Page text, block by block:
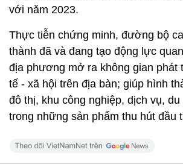
với năm 2023.
Thực tiễn chứng minh, đường bộ
thành đã và đang tạo động lực
địa phương mở ra không gian phát
tế - xã hội trên địa bàn; giúp hình
đô thị, khu công nghiệp, dịch vụ,
trong những sản phẩm thu hút đầu